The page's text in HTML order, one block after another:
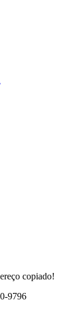
copiado!
9796